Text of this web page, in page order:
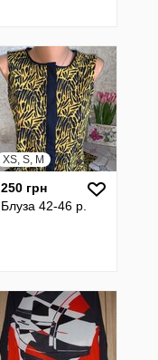
XS, S, M
250 грн
Блуза 42-46 р.